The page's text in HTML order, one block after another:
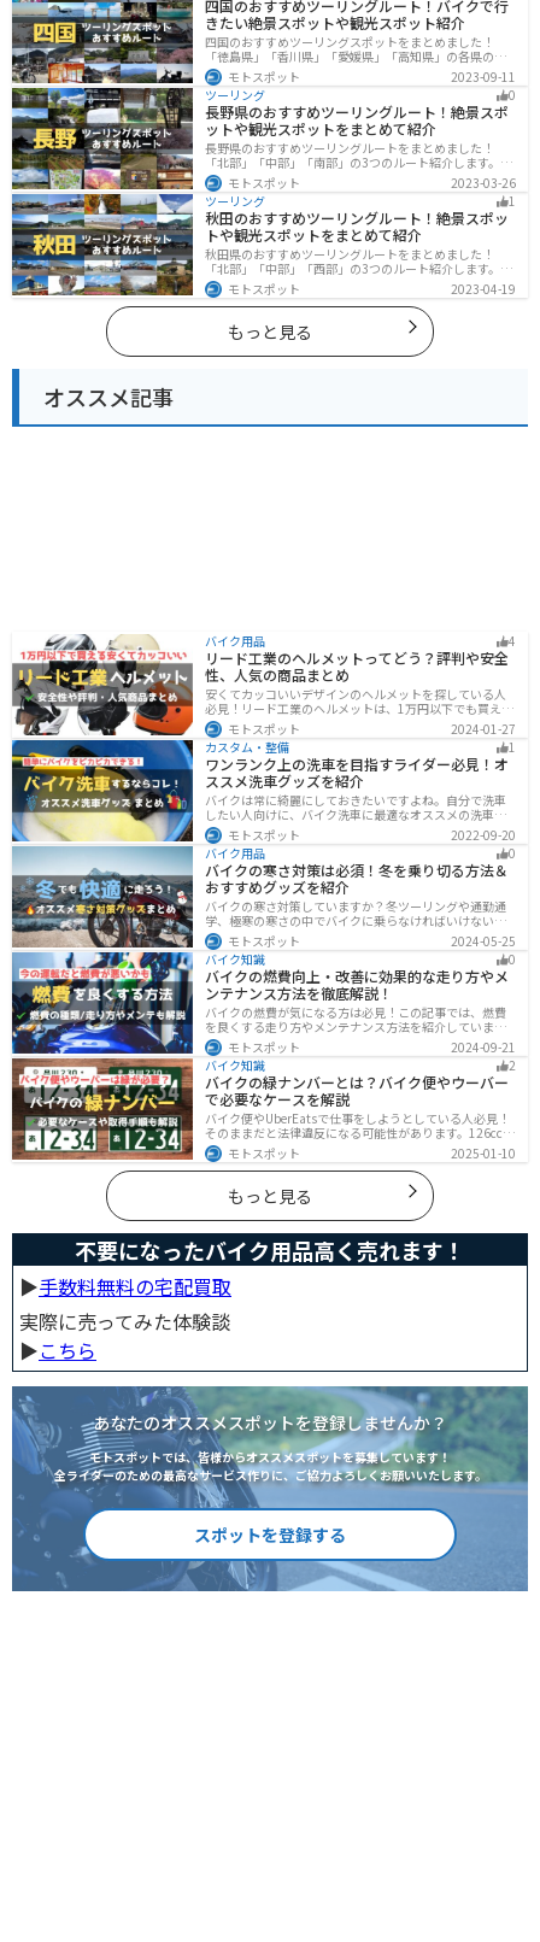
四国のおすすめツーリングルート！バイクで行
きたい絶景スポットや観光スポット紹介
四国のおすすめツーリングスポットをまとめました！
「徳島県」「香川県」「愛媛県」「高知県」の各県の観
光地紹介します。自然豊かな山々や湖、温泉地が点在
し、四季折々の景色を楽しめるスポットが多数ありま
す。バイクで四国にツーリングに行く際は参考にしてく
ださい。
モトスポット
2023-09-11
ツーリング
0
長野県のおすすめツーリングルート！絶景スポ
ットや観光スポットをまとめて紹介
長野県のおすすめツーリングルートをまとめました！
「北部」「中部」「南部」の3つのルート紹介します。諏
訪湖やビーナスラインのような全国でも有名なツーリン
グスポットが多数あります。バイクで長野県にツーリン
グに行く際は参考にしてください。
モトスポット
2023-03-26
ツーリング
1
秋田のおすすめツーリングルート！絶景スポッ
トや観光スポットをまとめて紹介
秋田県のおすすめツーリングルートをまとめました！
「北部」「中部」「西部」の3つのルート紹介します。自
然豊かな山々や湖、温泉地が点在し、四季折々の景色を
楽しめるスポットが多数あります。バイクで秋田県にツ
ーリングに行く際は参考にしてください。
モトスポット 2023-04-19
もっと見る
オススメ記事
バイク用品 4
リード工業のヘルメットってどう？評判や安全
性、人気の商品まとめ
安くてカッコいいデザインのヘルメットを探している人
必見！リード工業のヘルメットは、1万円以下でも買える
ヘルメットが多数あります。安全基準もしっかりクリア
しており、安全性にも優れています。種類も豊富でカス
タム用のシールドもあるので、クールに決めたい人にオ
ススメです。
モトスポット
2024-01-27
カスタム・整備
1
ワンランク上の洗車を目指すライダー必見！オ
ススメ洗車グッズを紹介
バイクは常に綺麗にしておきたいですよね。自分で洗車
したい人向けに、バイク洗車に最適なオススメの洗車グ
ッズを紹介します。汚れを落とすシャンプーからツヤを
出すワックスまで全て紹介します。自分でバイク洗車を
しようと思っている方は参考にしてください。
モトスポット
2022-09-20
バイク用品
0
バイクの寒さ対策は必須！冬を乗り切る方法＆
おすすめグッズを紹介
バイクの寒さ対策していますか？冬ツーリングや通勤通
学、極寒の寒さの中でバイクに乗らなければいけない時
でも快適に乗る方法をまとめました！オススメの寒さ対
策グッズも紹介しているので、これで寒い冬でも快適に
バイクに乗りましょう！
モトスポット
2024-05-25
バイク知識
0
バイクの燃費向上・改善に効果的な走り方やメ
ンテナンス方法を徹底解説！
バイクの燃費が気になる方は必見！この記事では、燃費
を良くする走り方やメンテナンス方法を紹介していま
す。実は、車体そのものや荷物を軽くすることで、燃費
の向上が可能です。この記事を読めば、燃費を改善する
具体的な方法がわかります。
モトスポット
2024-09-21
バイク知識
2
バイクの緑ナンバーとは？バイク便やウーバー
で必要なケースを解説
バイク便やUberEatsで仕事をしようとしている人必見！
そのままだと法律違反になる可能性があります。126cc以
上のバイクで運送事業を行う場合、緑ナンバー（事業
用）が必要になります。本記事では緑ナンバーの必要な
ケースや取得方法を解説します。
モトスポット 2025-01-10
もっと見る
不要になったバイク用品高く売れます！
▶︎手数料無料の宅配買取
実際に売ってみた体験談
▶︎こちら
あなたのオススメスポットを登録しませんか？
モトスポットでは、皆様からオススメスポットを募集しています！
全ライダーのための最高なサービス作りに、ご協力よろしくお願いいたします。
スポットを登録する